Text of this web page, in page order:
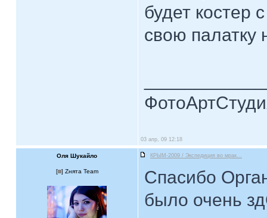
будет костер
свою палатку
03 апр, 09 12:18
Оля Шукайло КРЫМ-2009 / Экспедиция во мрак...
[ ] Zнята Team
Спасибо
было очень